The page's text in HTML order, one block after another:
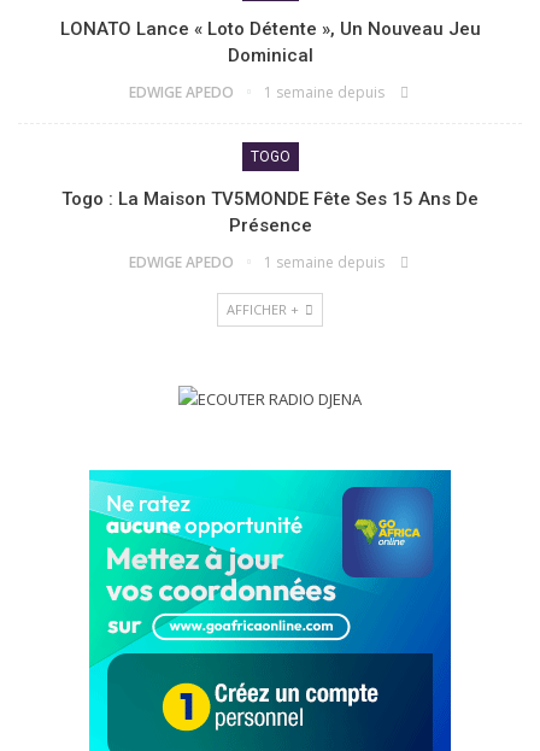
LONATO Lance « Loto Détente », Un Nouveau Jeu
Dominical
EDWIGE APEDO 1 semaine depuis
TOGO
Togo : La Maison TV5MONDE Fête Ses 15 Ans De
Présence
EDWIGE APEDO 1 semaine depuis
AFFICHER +